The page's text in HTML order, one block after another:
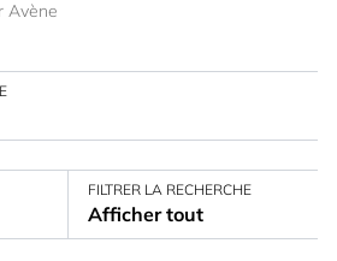
Avène
FILTRER LA RECHERCHE
Afficher tout